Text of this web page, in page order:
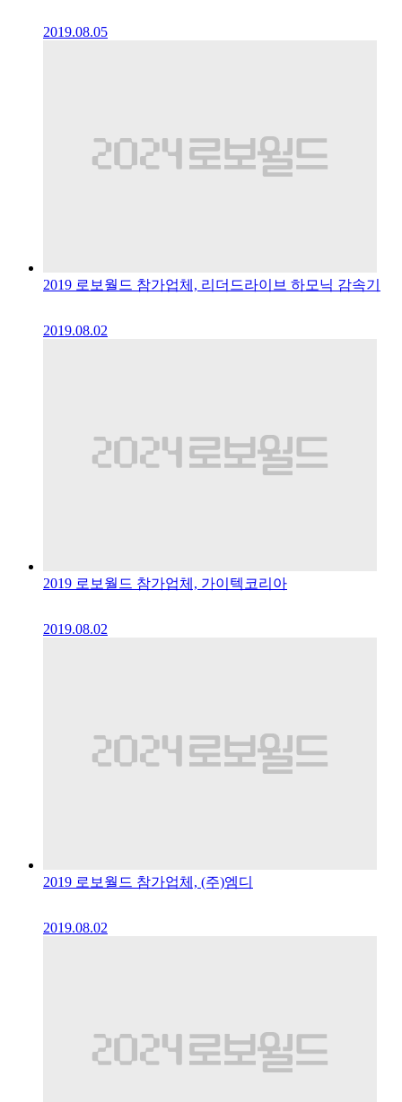
2019.08.05
2019 로보월드 참가업체, 리더드라이브 하모닉 감속기
2019.08.02
2019 로보월드 참가업체, 가이텍코리아
2019.08.02
2019 로보월드 참가업체, (주)엠디
2019.08.02